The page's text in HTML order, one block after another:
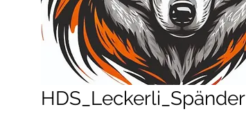
HDS_Leckerli_Spänder